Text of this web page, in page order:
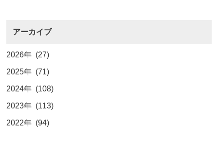
アーカイブ
2026年 (27)
2025年 (71)
2024年 (108)
2023年 (113)
2022年 (94)